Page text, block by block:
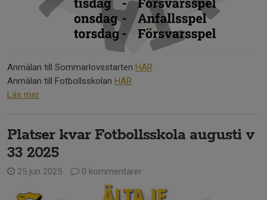
Anmälan till Sommarlovsstarten HÄR
Anmälan till Fotbollsskolan HÄR
Läs mer
Platser kvar Fotbollsskola augusti v
33 2025
25 jun 2025 0 kommentarer